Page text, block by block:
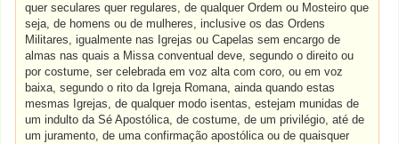
quer seculares quer regulares, de qualquer Ordem ou Mosteiro que
seja, de homens ou de mulheres, inclusive os das Ordens
Militares, igualmente nas Igrejas ou Capelas sem encargo de
almas nas quais a Missa conventual deve, segundo o direito ou
por costume, ser celebrada em voz alta com coro, ou em voz
baixa, segundo o rito da Igreja Romana, ainda quando estas
mesmas Igrejas, de qualquer modo isentas, estejam munidas de
um indulto da Sé Apostólica, de costume, de um privilégio, até de
um juramento, de uma confirmação apostólica ou de quaisquer